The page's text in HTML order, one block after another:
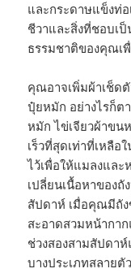
และกระดาษแข็งท่
ชีวาและสิ่งที่ชอบเ
ธรรมชาติของคุณเ
คุณอาจเพิ่มผ้าเช็ด
ปุ๋ยหมัก อย่างไรก็ต
หมัก ไข่เจียวผ้าขน
เร็วที่สุดเท่าที่เหลื
ไว้เพื่อให้แมลงและ
เปลี่ยนเนื้อหาของถัง
สัปดาห์ เมื่อคุณมีถั
สะอาดสวมหน้ากา
ช่วงสองสามสัปดา
บางประเภทสลาย